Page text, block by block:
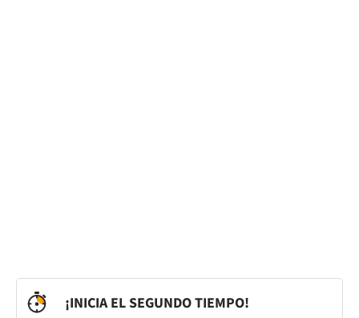
¡INICIA EL SEGUNDO TIEMPO!